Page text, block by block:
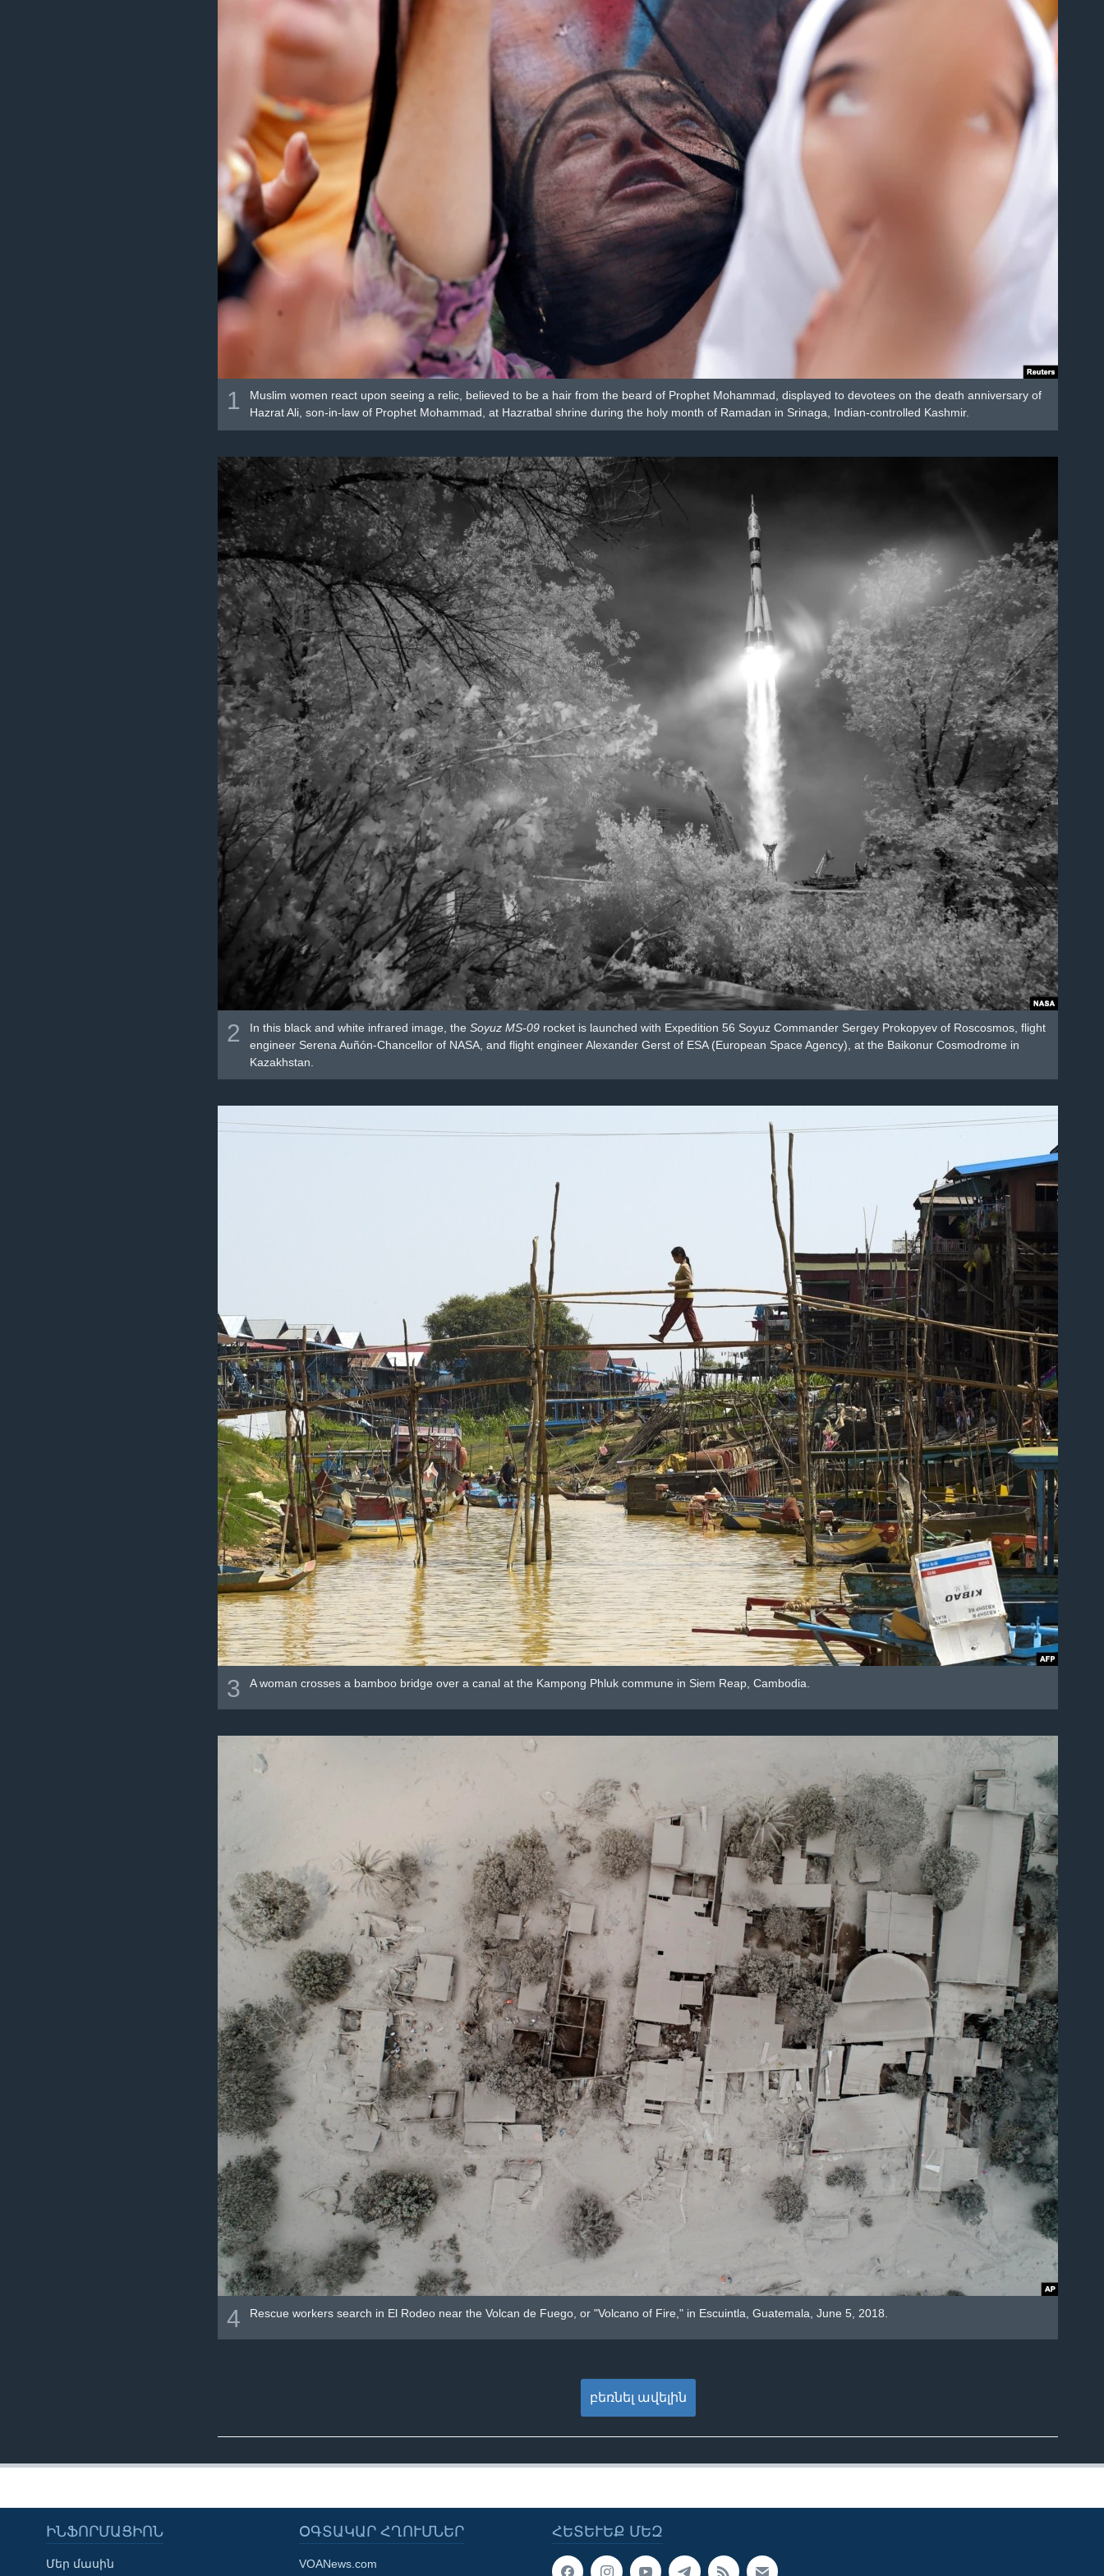
1
Muslim women react upon seeing a relic, believed to be a hair from the beard of Prophet Mohammad, displayed to devotees on the death anniversary of
Hazrat Ali, son-in-law of Prophet Mohammad, at Hazratbal shrine during the holy month of Ramadan in Srinaga, Indian-controlled Kashmir.
2 In this black and white infrared image, the Soyuz MS-09rocket is launched with Expedition 56 Soyuz Commander Sergey Prokopyev of Roscosmos, flight
engineer Serena Auñón-Chancellor of NASA, and flight engineer Alexander Gerst of ESA (European Space Agency), at the Baikonur Cosmodrome in
Kazakhstan.
3 A woman crosses a bamboo bridge over a canal at the Kampong Phluk commune in Siem Reap, Cambodia.
4 Rescue workers search in El Rodeo near the Volcan de Fuego, or "Volcano of Fire," in Escuintla, Guatemala, June 5, 2018.
բեռնել ավելին
ՀԵՏԵՒԵՔ ՄԵԶ
ԻՆՖՈՐՄԱՑԻՈՆ
Մեր մասին
ՕԳՏԱԿԱՐ ՀՂՈՒՄՆԵՐ
VOANews.com